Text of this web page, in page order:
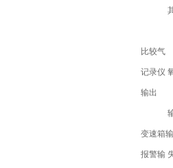
比较气
记录仪
输出
变速箱
报警输